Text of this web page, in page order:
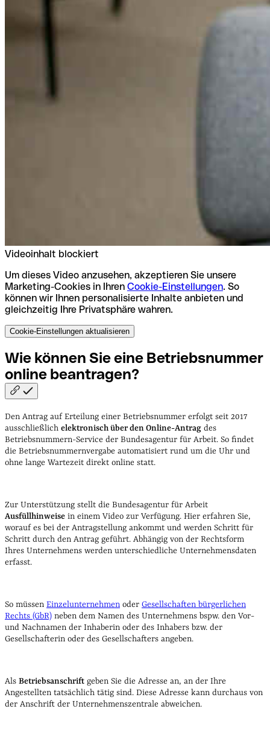
Videoinhalt blockiert
Um dieses Video anzusehen, akzeptieren Sie unsere
Marketing-Cookies in Ihren Cookie-Einstellungen. So
können wir Ihnen personalisierte Inhalte anbieten und
gleichzeitig Ihre Privatsphäre wahren.
Cookie-Einstellungen aktualisieren
Wie können Sie eine Betriebsnummer
online beantragen?
Den Antrag auf Erteilung einer Betriebsnummer erfolgt seit 2017
ausschließlich elektronisch über den Online-Antrag des
Betriebsnummern-Service der Bundesagentur für Arbeit. So findet
die Betriebsnummernvergabe automatisiert rund um die Uhr und
ohne lange Wartezeit direkt online statt.
Zur Unterstützung stellt die Bundesagentur für Arbeit
Ausfüllhinweise in einem Video zur Verfügung. Hier erfahren Sie,
worauf es bei der Antragstellung ankommt und werden Schritt für
Schritt durch den Antrag geführt. Abhängig von der Rechtsform
Ihres Unternehmens werden unterschiedliche Unternehmensdaten
erfasst.
So müssen Einzelunternehmen oder Gesellschaften bürgerlichen
Rechts (GbR) neben dem Namen des Unternehmens bspw. den Vor-
und Nachnamen der Inhaberin oder des Inhabers bzw. der
Gesellschafterin oder des Gesellschafters angeben.
Als Betriebsanschrift geben Sie die Adresse an, an der Ihre
Angestellten tatsächlich tätig sind. Diese Adresse kann durchaus von
der Anschrift der Unternehmenszentrale abweichen.